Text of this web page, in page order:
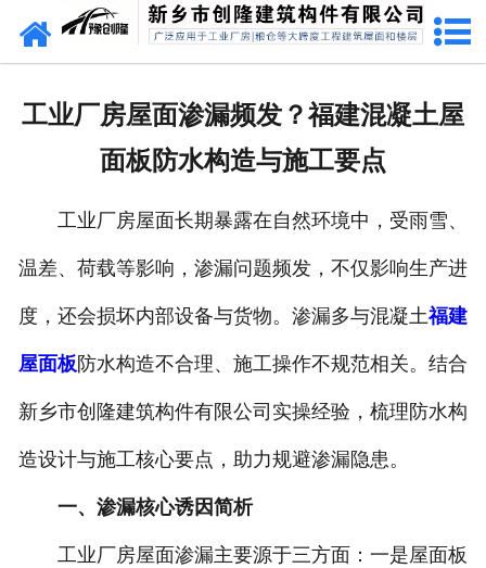
网站首页
资质荣誉
成功案例
联系我们
工业厂房屋面渗漏频发？福建混凝土屋
面板防水构造与施工要点
工业厂房屋面长期暴露在自然环境中，受雨雪、
温差、荷载等影响，渗漏问题频发，不仅影响生产进
度，还会损坏内部设备与货物。渗漏多与混凝土福建
屋面板防水构造不合理、施工操作不规范相关。结合
新乡市创隆建筑构件有限公司实操经验，梳理防水构
造设计与施工核心要点，助力规避渗漏隐患。
一、渗漏核心诱因简析
工业厂房屋面渗漏主要源于三方面：一是屋面板